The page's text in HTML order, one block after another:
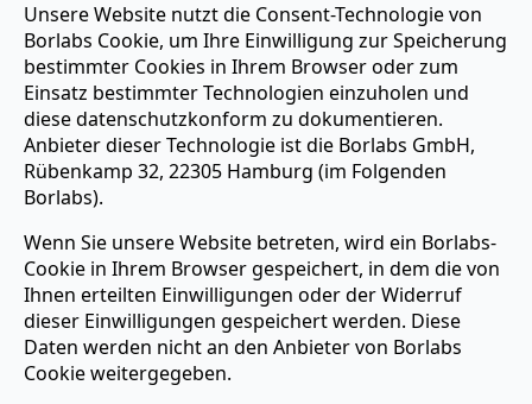
Unsere Website nutzt die Consent-Technologie von
Borlabs Cookie, um Ihre Einwilligung zur Speicherung
bestimmter Cookies in Ihrem Browser oder zum
Einsatz bestimmter Technologien einzuholen und
diese datenschutzkonform zu dokumentieren.
Anbieter dieser Technologie ist die Borlabs GmbH,
Rübenkamp 32, 22305 Hamburg (im Folgenden
Borlabs).
Wenn Sie unsere Website betreten, wird ein Borlabs-
Cookie in Ihrem Browser gespeichert, in dem die von
Ihnen erteilten Einwilligungen oder der Widerruf
dieser Einwilligungen gespeichert werden. Diese
Daten werden nicht an den Anbieter von Borlabs
Cookie weitergegeben.